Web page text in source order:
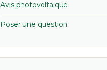
Avis photovoltaïque
Poser une question